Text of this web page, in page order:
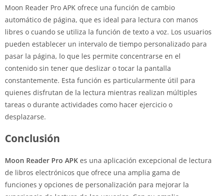
Moon Reader Pro APK ofrece una función de cambio
automático de página, que es ideal para lectura con manos
libres o cuando se utiliza la función de texto a voz. Los usuarios
pueden establecer un intervalo de tiempo personalizado para
pasar la página, lo que les permite concentrarse en el
contenido sin tener que deslizar o tocar la pantalla
constantemente. Esta función es particularmente útil para
quienes disfrutan de la lectura mientras realizan múltiples
tareas o durante actividades como hacer ejercicio o
desplazarse.
Conclusión
Moon Reader Pro APK es una aplicación excepcional de lectura
de libros electrónicos que ofrece una amplia gama de
funciones y opciones de personalización para mejorar la